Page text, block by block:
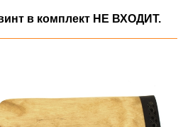
в комплект НЕ ВХОДИТ.